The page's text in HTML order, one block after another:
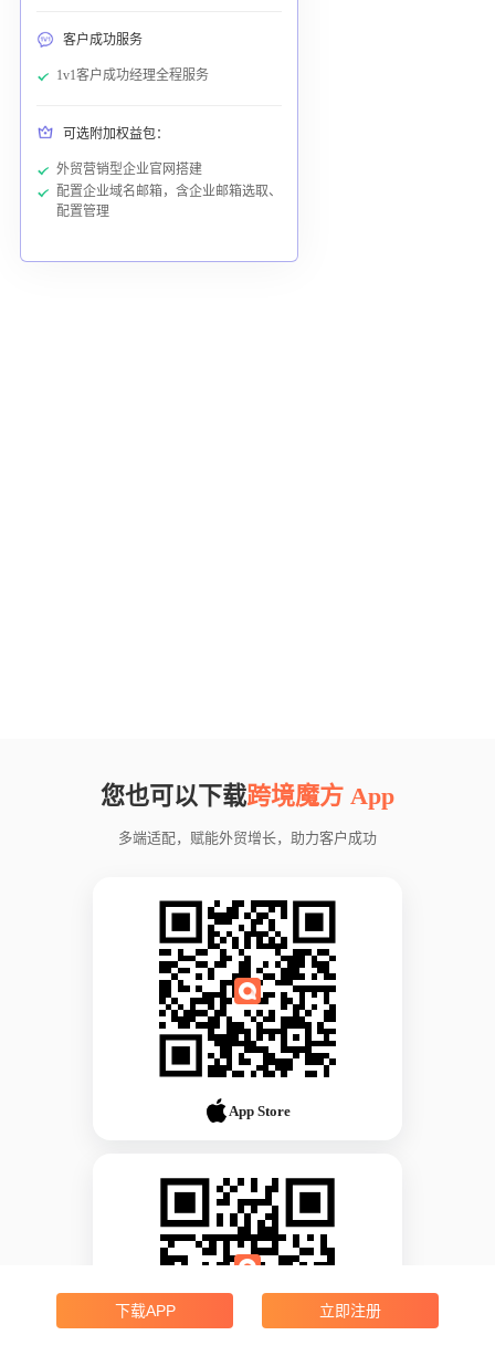
客户成功服务
1v1客户成功经理全程服务
可选附加权益包：
外贸营销型企业官网搭建
配置企业域名邮箱，含企业邮箱选取、
配置管理
您也可以下载跨境魔方 App
多端适配，赋能外贸增长，助力客户成功
App Store
下载APP 立即注册